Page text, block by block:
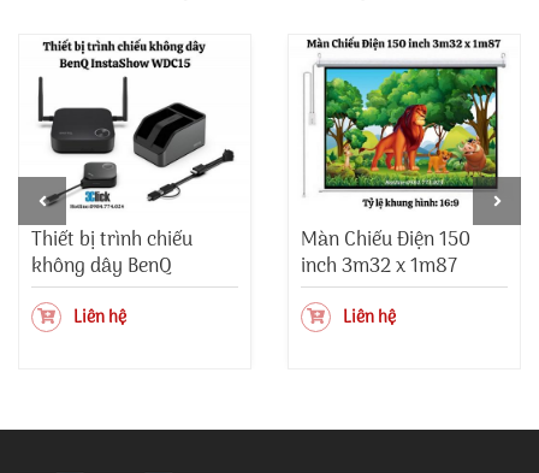
Thiết bị trình chiếu
không dây BenQ
InstaShow WDC15
Liên hệ
Màn Chiếu Điện 150
inch 3m32 x 1m87
Liên hệ